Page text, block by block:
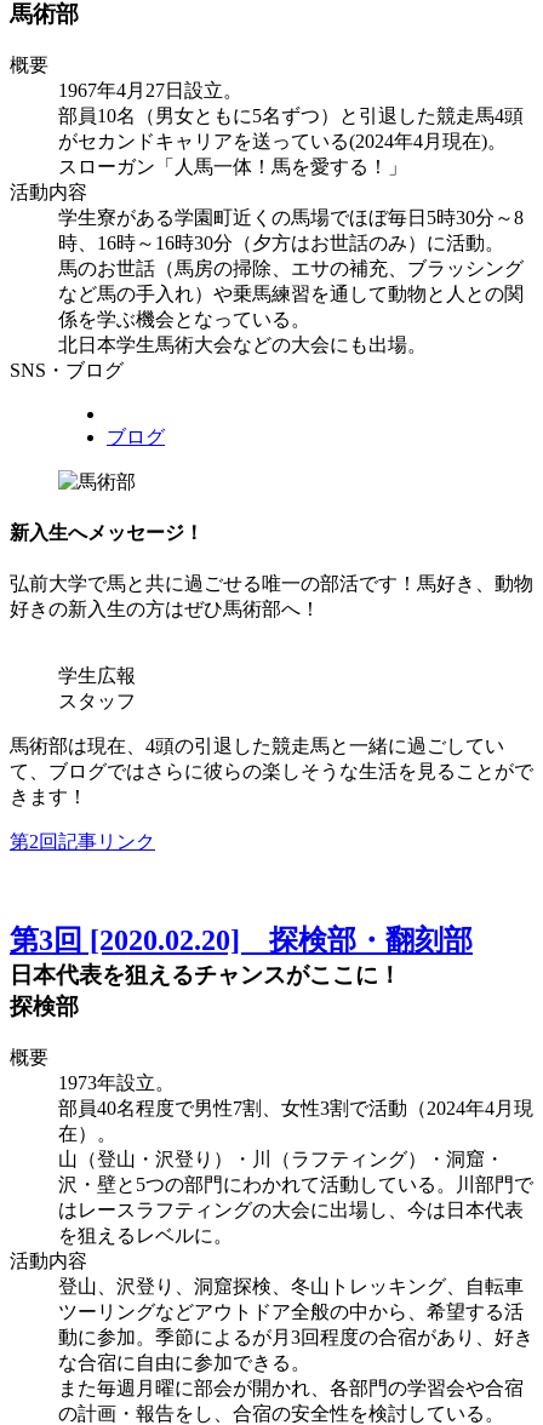
馬術部
概要
1967年4月27日設立。
部員10名（男女ともに5名ずつ）と引退した競走馬4頭
がセカンドキャリアを送っている(2024年4月現在)。
スローガン「人馬一体！馬を愛する！」
活動内容
学生寮がある学園町近くの馬場でほぼ毎日5時30分～8
時、16時～16時30分（夕方はお世話のみ）に活動。
馬のお世話（馬房の掃除、エサの補充、ブラッシング
など馬の手入れ）や乗馬練習を通して動物と人との関
係を学ぶ機会となっている。
北日本学生馬術大会などの大会にも出場。
SNS・ブログ
ブログ
新入生へメッセージ！
弘前大学で馬と共に過ごせる唯一の部活です！馬好き、動物
好きの新入生の方はぜひ馬術部へ！
学生広報
スタッフ
馬術部は現在、4頭の引退した競走馬と一緒に過ごしてい
て、ブログではさらに彼らの楽しそうな生活を見ることがで
きます！
第2回記事リンク
第3回 [2020.02.20] 探検部・翻刻部
日本代表を狙えるチャンスがここに！
探検部
概要
1973年設立。
部員40名程度で男性7割、女性3割で活動（2024年4月現
在）。
山（登山・沢登り）・川（ラフティング）・洞窟・
沢・壁と5つの部門にわかれて活動している。川部門で
はレースラフティングの大会に出場し、今は日本代表
を狙えるレベルに。
活動内容
登山、沢登り、洞窟探検、冬山トレッキング、自転車
ツーリングなどアウトドア全般の中から、希望する活
動に参加。季節によるが月3回程度の合宿があり、好き
な合宿に自由に参加できる。
また毎週月曜に部会が開かれ、各部門の学習会や合宿
の計画・報告をし、合宿の安全性を検討している。